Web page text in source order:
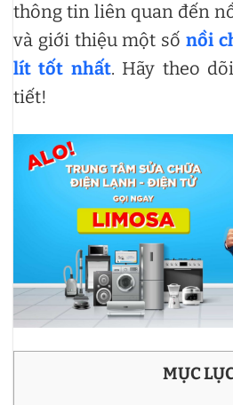
thông tin liên quan đến
và giới thiệu một số nồi
lít tốt nhất. Hãy theo
tiết!
MỤC